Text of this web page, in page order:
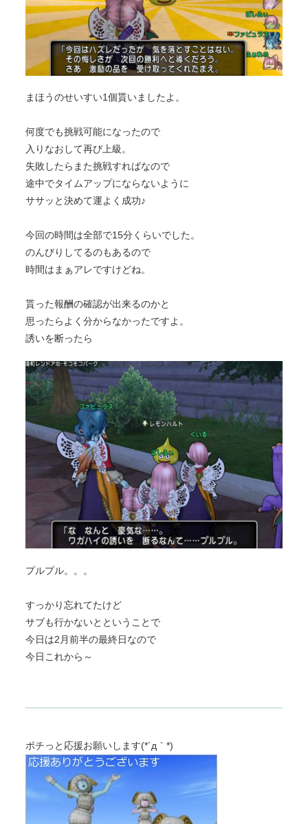
まほうのせいすい1個貰いましたよ。
何度でも挑戦可能になったので
入りなおして再び上級。
失敗したらまた挑戦すればなので
途中でタイムアップにならないように
ササッと決めて運よく成功♪
今回の時間は全部で15分くらいでした。
のんびりしてるのもあるので
時間はまぁアレですけどね。
貰った報酬の確認が出来るのかと
思ったらよく分からなかったですよ。
誘いを断ったら
プルプル。。。
すっかり忘れてたけど
サブも行かないとということで
今日は2月前半の最終日なので
今日これから～
ポチっと応援お願いします(*´д｀*)